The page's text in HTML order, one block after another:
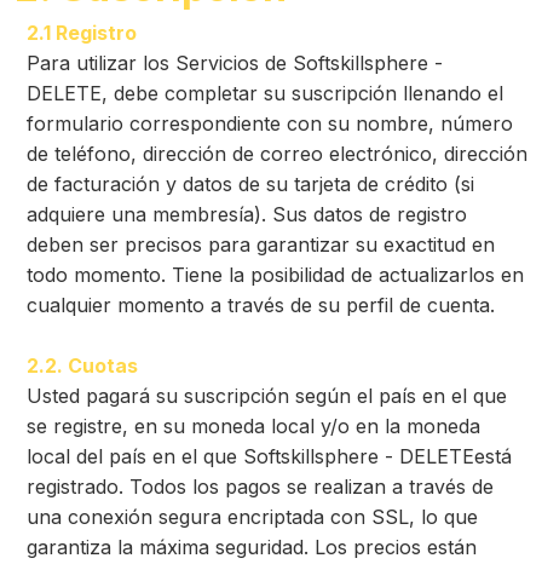
2.1 Registro
Para utilizar los Servicios de Softskillsphere -
DELETE, debe completar su suscripción llenando el
formulario correspondiente con su nombre, número
de teléfono, dirección de correo electrónico, dirección
de facturación y datos de su tarjeta de crédito (si
adquiere una membresía). Sus datos de registro
deben ser precisos para garantizar su exactitud en
todo momento. Tiene la posibilidad de actualizarlos en
cualquier momento a través de su perfil de cuenta.
2.2. Cuotas
Usted pagará su suscripción según el país en el que
se registre, en su moneda local y/o en la moneda
local del país en el que Softskillsphere - DELETEestá
registrado. Todos los pagos se realizan a través de
una conexión segura encriptada con SSL, lo que
garantiza la máxima seguridad. Los precios están